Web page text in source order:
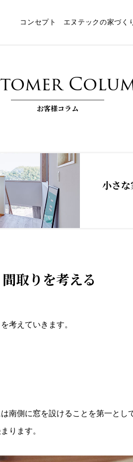
コンセプト エヌテックの家づく
お客様コラム
小さ
取りを考える
考えていきます。
南側に窓を設けることを第一とし
ります。